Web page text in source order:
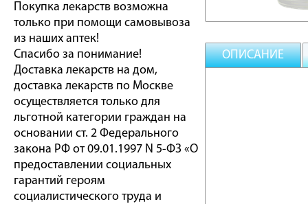
Покупка лекарств возможна
только при помощи самовывоза
из наших аптек!
Спасибо за понимание!
Доставка лекарств на дом,
доставка лекарств по Москве
осуществляется только для
льготной категории граждан на
основании ст. 2 Федерального
закона РФ от 09.01.1997 N 5-ФЗ «О
предоставлении социальных
гарантий героям
социалистического труда и
ОПИСАНИЕ